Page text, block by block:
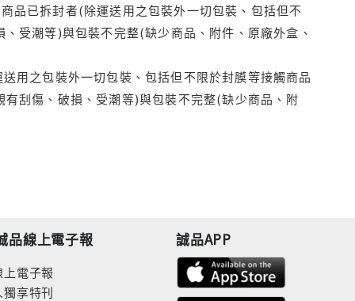
品已拆封者(除運送用之包裝外一切包裝、包括但不
受潮等)與包裝不完整(缺少商品、附件、原廠外盒、
用之包裝外一切包裝、包括但不限於封膜等接觸商品
刮傷、破損、受潮等)與包裝不完整(缺少商品、附
品線上電子報
電子報
享特刊
誠品APP